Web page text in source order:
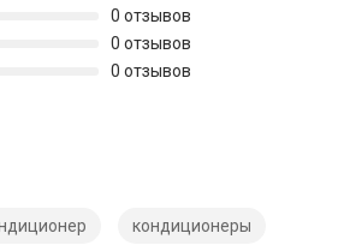
0 отзывов
0 отзывов
0 отзывов
кондиционеры